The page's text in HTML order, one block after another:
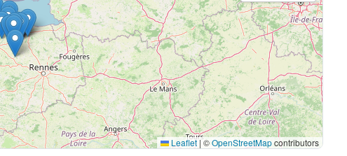
Leaflet |©OpenStreetMapcontributors